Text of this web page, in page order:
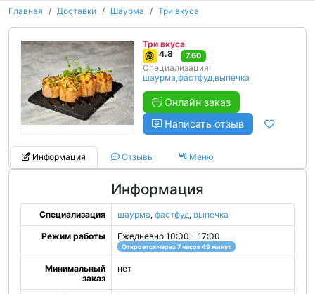
Главная Доставки Шаурма Три вкуса
Три вкуса
4.8
7.60
Специализация:
шаурма,фастфуд,выпечка
Онлайн заказ
Написать отзыв
Информация Отзывы Меню
Информация
Специализация шаурма, фастфуд, выпечка
Режим работы Ежедневно 10:00 - 17:00
Откроется через 7 часов 49 минут
Минимальный
заказ
нет